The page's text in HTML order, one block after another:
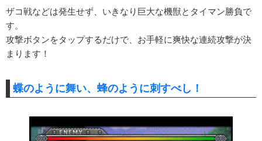
ザコ戦などは発生せず、いきなり巨大な機獣とタイマン勝負で
す。
攻撃ボタンをタップするだけで、お手軽に爽快な連続攻撃が決
まります！
蝶のように舞い、蜂のように刺すべし！